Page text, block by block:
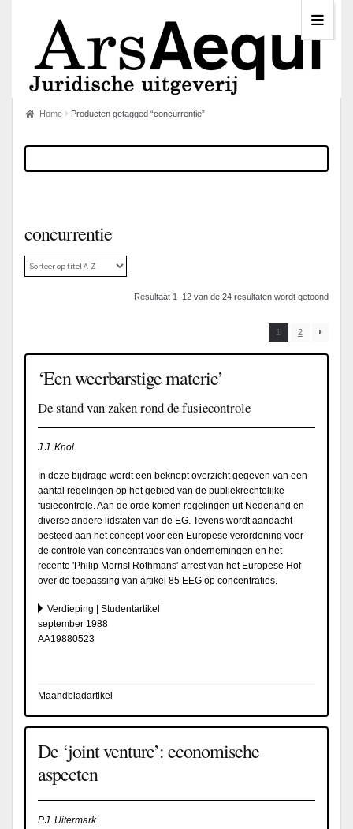
Home Producten getagged “concurrentie”
concurrentie
Resultaat 1–12 van de 24 resultaten wordt getoond
1 2
‘Een weerbarstige materie’
De stand van zaken rond de fusiecontrole
J.J. Knol
In deze bijdrage wordt een beknopt overzicht gegeven van een
aantal regelingen op het gebied van de publiekrechtelijke
fusiecontrole. Aan de orde komen regelingen uit Nederland en
diverse andere lidstaten van de EG. Tevens wordt aandacht
besteed aan het concept voor een Europese verordening voor
de controle van concentraties van ondernemingen en het
recente 'Philip MorrisI Rothmans'-arrest van het Europese Hof
over de toepassing van artikel 85 EEG op concentraties.
Verdieping | Studentartikel
september 1988
AA19880523
Maandbladartikel
De ‘joint venture’: economische
aspecten
P.J. Uitermark